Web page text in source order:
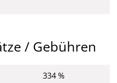
/ Gebühren
334 %